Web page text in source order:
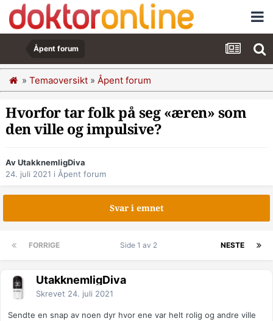
Åpent forum
» Temaoversikt » Åpent forum
Hvorfor tar folk på seg «æren» som
den ville og impulsive?
Av UtakknemligDiva
24. juli 2021 i Åpent forum
Svar i emnet
FORRIGE NESTE
Side 1 av 2
UtakknemligDiva
Skrevet 24. juli 2021
Sendte en snap av noen dyr hvor ene var helt rolig og andre ville